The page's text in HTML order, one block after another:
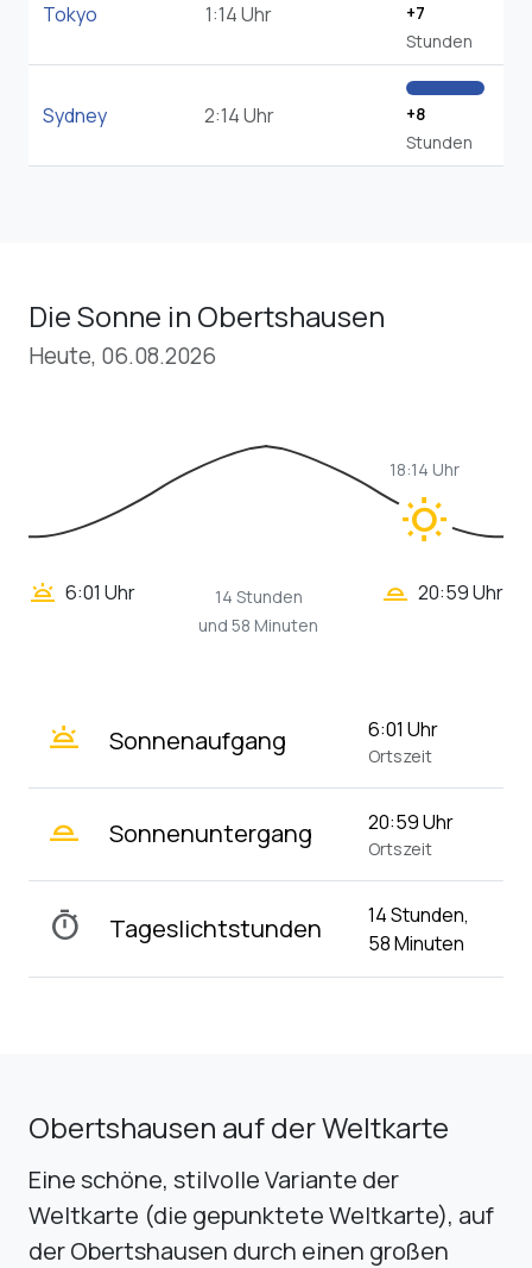
Tokyo 1:14 Uhr
+7
Stunden
Sydney 2:14 Uhr
+8
Stunden
Die Sonne in Obertshausen
Heute, 06.08.2026
wb_sunny
18:14 Uhr
wb_twilight 6:01 Uhr
14 Stunden
und 58 Minuten
wb_twilight_2 20:59 Uhr
wb_twilight Sonnenaufgang 6:01 Uhr
Ortszeit
wb_twilight_2 Sonnenuntergang 20:59 Uhr
Ortszeit
timer Tageslichtstunden
14 Stunden,
58 Minuten
Obertshausen auf der Weltkarte
Eine schöne, stilvolle Variante der
Weltkarte (die gepunktete Weltkarte), auf
der Obertshausen durch einen großen